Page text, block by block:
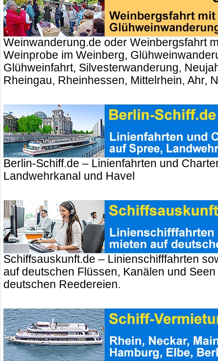
Weinwanderung.de oder Weinbergsfahrt
Weinprobe im Weinberg,
Glühweinfahrt, Silvesterwanderung,
Rheingau, Rheinhessen, Mittelrhein, Ahr,
Berlin-Schiff.de – Linienfahrten und
Landwehrkanal und Havel
Schiffsauskunft.de – Linienschifffahrten
auf deutschen Flüssen, Kanälen und
deutschen Reedereien.